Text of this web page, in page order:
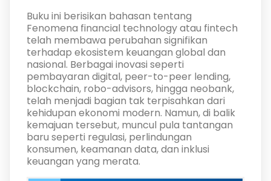
Buku ini berisikan bahasan tentang
Fenomena financial technology atau fintech
telah membawa perubahan signifikan
terhadap ekosistem keuangan global dan
nasional. Berbagai inovasi seperti
pembayaran digital, peer-to-peer lending,
blockchain, robo-advisors, hingga neobank,
telah menjadi bagian tak terpisahkan dari
kehidupan ekonomi modern. Namun, di balik
kemajuan tersebut, muncul pula tantangan
baru seperti regulasi, perlindungan
konsumen, keamanan data, dan inklusi
keuangan yang merata.